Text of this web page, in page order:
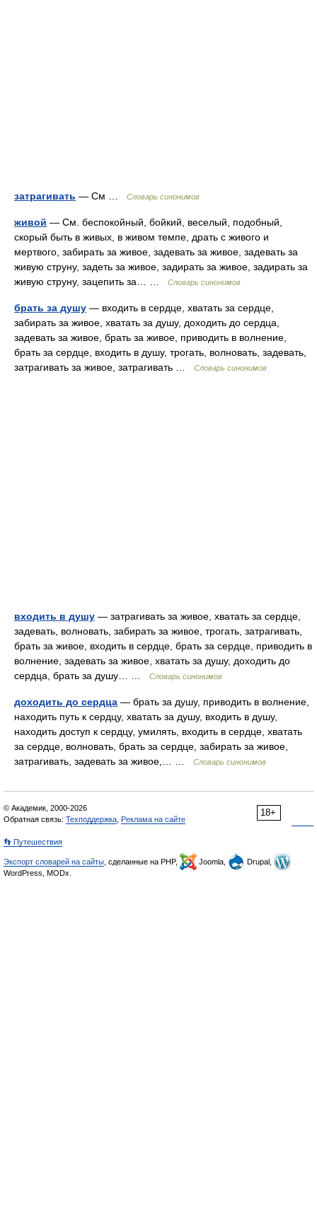
затрагивать — См … Словарь синонимов
живой — См. беспокойный, бойкий, веселый, подобный,
скорый быть в живых, в живом темпе, драть с живого и
мертвого, забирать за живое, задевать за живое, задевать за
живую струну, задеть за живое, задирать за живое, задирать за
живую струну, зацепить за… …
Словарь синонимов
брать за душу — входить в сердце, хватать за сердце,
забирать за живое, хватать за душу, доходить до сердца,
задевать за живое, брать за живое, приводить в волнение,
брать за сердце, входить в душу, трогать, волновать, задевать,
затрагивать за живое, затрагивать …
Словарь синонимов
входить в душу — затрагивать за живое, хватать за сердце,
задевать, волновать, забирать за живое, трогать, затрагивать,
брать за живое, входить в сердце, брать за сердце, приводить в
волнение, задевать за живое, хватать за душу, доходить до
сердца, брать за душу… …
Словарь синонимов
доходить до сердца — брать за душу, приводить в волнение,
находить путь к сердцу, хватать за душу, входить в душу,
находить доступ к сердцу, умилять, входить в сердце, хватать
за сердце, волновать, брать за сердце, забирать за живое,
затрагивать, задевать за живое,… …
Словарь синонимов
18+
© Академик, 2000-2026
Обратная связь: Техподдержка Реклама на сайте
👣 Путешествия
Экспорт словарей на сайты , сделанные на PHP, Joomla,
Drupal,
WordPress, MODx.